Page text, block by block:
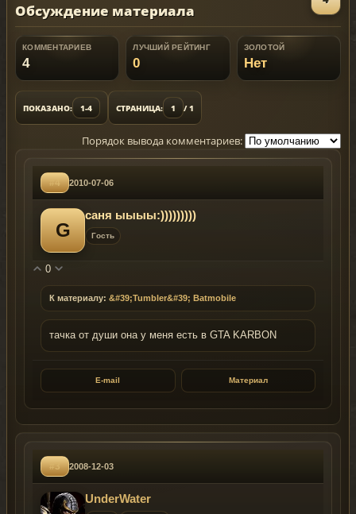
Обсуждение материала
КОММЕНТАРИЕВ
4
ЛУЧШИЙ РЕЙТИНГ
0
ЗОЛОТОЙ
Нет
ПОКАЗАНО: 1-4 СТРАНИЦА: 1 / 1
Порядок вывода комментариев:
#4 2010-07-06
G
саня ыыыы:)))))))))
Гость
0
К материалу: &#39;Tumbler&#39; Batmobile
тачка от души она у меня есть в GTA KARBON
E-mail Материал
#3 2008-12-03
UnderWater